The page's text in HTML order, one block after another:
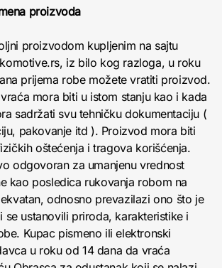
proizvoda
proizvodom kupljenim na sajtu
iz bilo kog razloga, u roku
prijema robe možete vratiti proizvod.
mora biti u istom stanju kao i kada
sadržati svu tehničku dokumentaciju (
pakovanje itd ). Proizvod mora biti
oštećenja i tragova korišćenja.
odgovoran za umanjenu vrednost
kao posledica rukovanja robom na
odnosno prevazilazi ono što je
se ustanovili priroda, karakteristike i
Kupac pismeno ili elektronski
u roku od 14 dana da vraća